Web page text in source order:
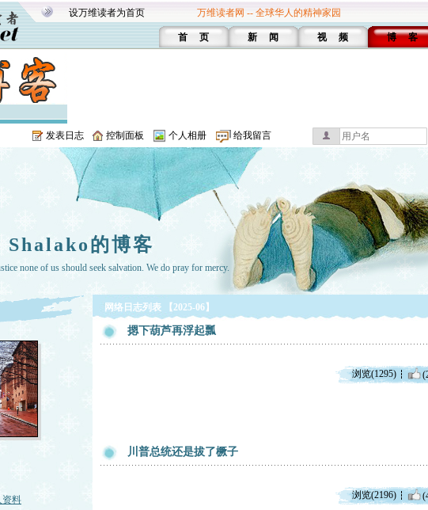
设万维读者为首页 万维读者网 -- 全球华人的精神家园
首 页 新 闻 视 频 博 客
发表日志 控制面板 个人相册 给我留言
Shalako的博客
none of us should seek salvation. We do pray for mercy.
资料
网络日志列表 【2025-06】
摁下葫芦再浮起瓢
浏览(1295)
川普总统还是拔了橛子
浏览(2196)